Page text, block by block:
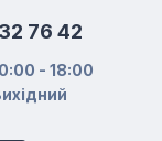
76 42
- 18:00